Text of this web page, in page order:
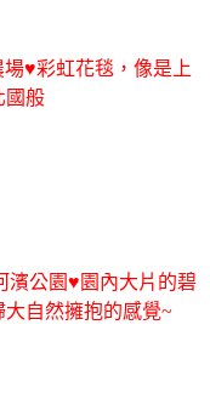
♥彩虹花毯，像是上
國般
濱公園♥園內大片的碧
自然擁抱的感覺~